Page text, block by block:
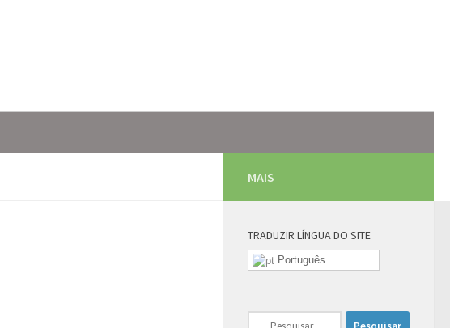
MAIS
TRADUZIR LÍNGUA DO SITE
Português
Pesquisar